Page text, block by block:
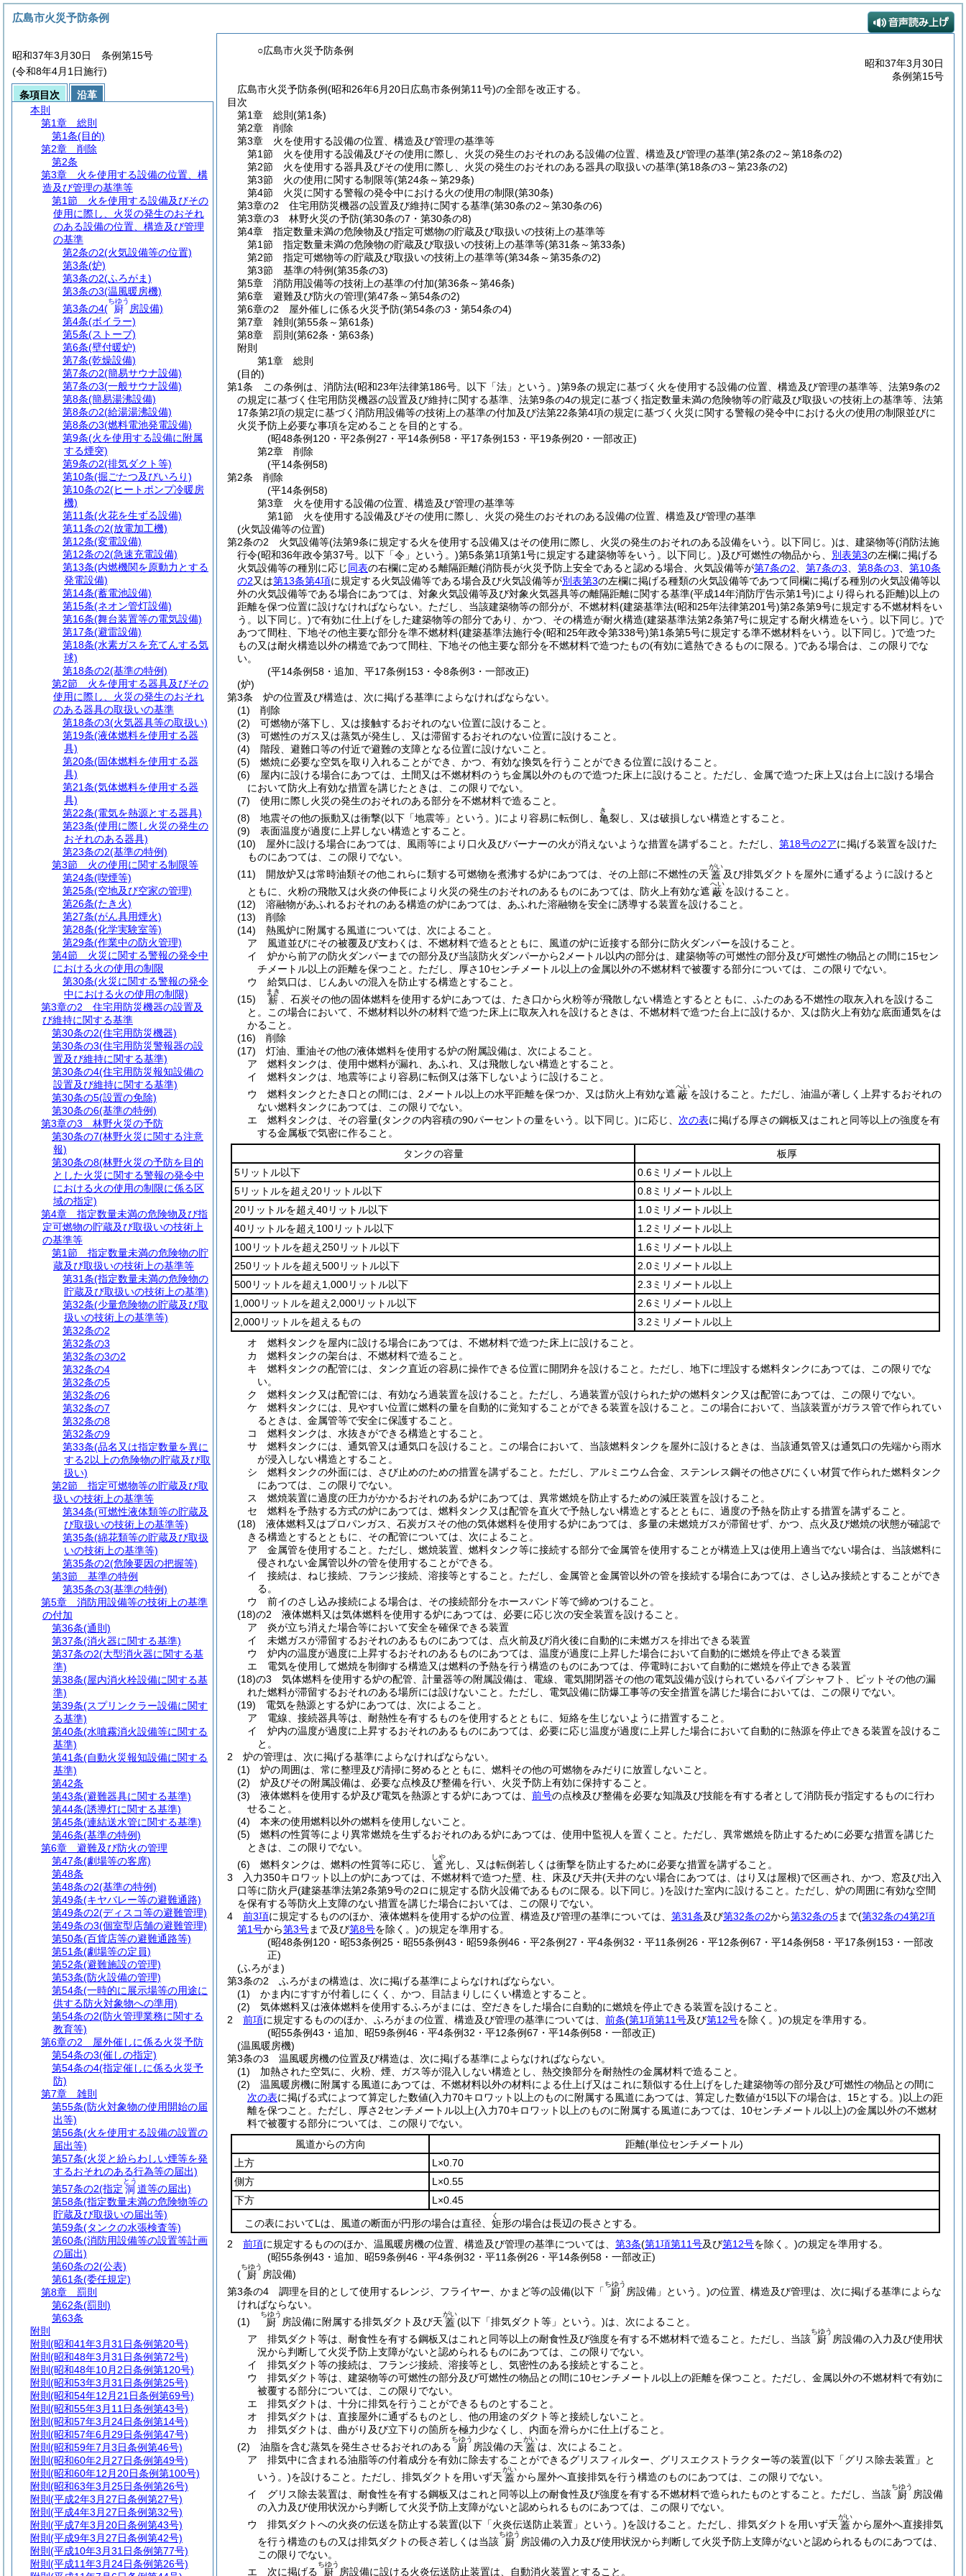
○広島市火災予防条例
昭和37年3月30日
条例第15号
広島市火災予防条例(昭和26年6月20日広島市条例第11号)の全部を改正する。
目次
第1章
総則 (第1条)
第2章
削除
第3章
火を使用する設備の位置、構造及び管理の基準等
第1節
火を使用する設備及びその使用に際し、火災の発生のおそれのある設備の位置、構造及び管理の基準(第2条の2～第18条の2)
第2節
火を使用する器具及びその使用に際し、火災の発生のおそれのある器具の取扱いの基準(第18条の3～第23条の2)
第3節
火の使用に関する制限等(第24条～第29条)
第4節
火災に関する警報の発令中における火の使用の制限(第30条)
第3章の2
住宅用防災機器の設置及び維持に関する基準(第30条の2～第30条の6)
第3章の3
林野火災の予防(第30条の7・第30条の8)
第4章
指定数量未満の危険物及び指定可燃物の貯蔵及び取扱いの技術上の基準等
第1節
指定数量未満の危険物の貯蔵及び取扱いの技術上の基準等(第31条～第33条)
第2節
指定可燃物等の貯蔵及び取扱いの技術上の基準等(第34条～第35条の2)
第3節
基準の特例(第35条の3)
第5章
消防用設備等の技術上の基準の付加(第36条～第46条)
第6章
避難及び防火の管理(第47条～第54条の2)
第6章の2
屋外催しに係る火災予防(第54条の3・第54条の4)
第7章
雑則 (第55条～第61条)
第8章
罰則 (第62条・第63条)
附則
第1章
総則
(目的)
第1条
この条例は、消防法(昭和23年法律第186号。以下「法」という。)第9条の規定に基づく火を使用する設備の位置、構造及び管理の基準等、法第9条の2
の規定に基づく住宅用防災機器の設置及び維持に関する基準、法第9条の4の規定に基づく指定数量未満の危険物等の貯蔵及び取扱いの技術上の基準等、法第
17条第2項の規定に基づく消防用設備等の技術上の基準の付加及び法第22条第4項の規定に基づく火災に関する警報の発令中における火の使用の制限並びに
火災予防上必要な事項を定めることを目的とする。
(昭48条例120・平2条例27・平14条例58・平17条例153・平19条例20・一部改正)
第2章
削除
(平14条例58)
第2条
削除
(平14条例58)
第3章
火を使用する設備の位置、構造及び管理の基準等
第1節
火を使用する設備及びその使用に際し、火災の発生のおそれのある設備の位置、構造及び管理の基準
(火気設備等の位置)
第2条の2
火気設備等(法第9条に規定する火を使用する設備又はその使用に際し、火災の発生のおそれのある設備をいう。以下同じ。)は、建築物等(消防法施
行令(昭和36年政令第37号。以下「令」という。)第5条第1項第1号に規定する建築物等をいう。以下同じ。)及び可燃性の物品から、 別表第3の左欄に掲げる
火気設備等の種別に応じ同表の右欄に定める離隔距離(消防長が火災予防上安全であると認める場合、火気設備等が第7条の2 第7条の3 第8条の3
第10条
の2又は第13条第4項に規定する火気設備等である場合及び火気設備等が別表第3の左欄に掲げる種類の火気設備等であつて同欄に掲げる種別の火気設備等以
外の火気設備等である場合にあつては、対象火気設備等及び対象火気器具等の離隔距離に関する基準(平成14年消防庁告示第1号)により得られる距離)以上の
距離を保つ位置に設けなければならない。 ただし、当該建築物等の部分が、不燃材料(建築基準法(昭和25年法律第201号)第2条第9号に規定する不燃材料をい
う。以下同じ。)で有効に仕上げをした建築物等の部分であり、かつ、その構造が耐火構造(建築基準法第2条第7号に規定する耐火構造をいう。以下同じ。)で
あつて間柱、下地その他主要な部分を準不燃材料(建築基準法施行令(昭和25年政令第338号)第1条第5号に規定する準不燃材料をいう。以下同じ。)で造つた
もの又は耐火構造以外の構造であつて間柱、下地その他主要な部分を不燃材料で造つたもの(有効に遮熱できるものに限る。)である場合は、この限りでな
い。
(平14条例58・追加、平17条例153・令8条例3・一部改正)
(炉)
第3条
炉の位置及び構造は、次に掲げる基準によらなければならない。
(1)
削除
(2)
可燃物が落下し、又は接触するおそれのない位置に設けること。
(3)
可燃性のガス又は蒸気が発生し、又は滞留するおそれのない位置に設けること。
(4)
階段、避難口等の付近で避難の支障となる位置に設けないこと。
(5)
燃焼に必要な空気を取り入れることができ、かつ、有効な換気を行うことができる位置に設けること。
(6)
屋内に設ける場合にあつては、土間又は不燃材料のうち金属以外のもので造つた床上に設けること。 ただし、金属で造つた床上又は台上に設ける場合
において防火上有効な措置を講じたときは、この限りでない。
(7)
使用に際し火災の発生のおそれのある部分を不燃材料で造ること。
(8)
地震その他の振動又は衝撃(以下「地震等」という。)により容易に転倒し、 亀
き
裂し、又は破損しない構造とすること。
(9)
表面温度が過度に上昇しない構造とすること。
(10)
屋外に設ける場合にあつては、風雨等により口火及びバーナーの火が消えないような措置を講ずること。 ただし、 第18号の2アに掲げる装置を設けた
ものにあつては、この限りでない。
(11)
開放炉又は常時油類その他これらに類する可燃物を煮沸する炉にあつては、その上部に不燃性の天 蓋
がい
及び排気ダクトを屋外に通ずるように設けると
ともに、火粉の飛散又は火炎の伸長により火災の発生のおそれのあるものにあつては、防火上有効な遮 蔽
へい
を設けること。
(12)
溶融物があふれるおそれのある構造の炉にあつては、あふれた溶融物を安全に誘導する装置を設けること。
(13)
削除
(14)
熱風炉に附属する風道については、次によること。
ア
風道並びにその被覆及び支わくは、不燃材料で造るとともに、風道の炉に近接する部分に防火ダンパーを設けること。
イ
炉から前アの防火ダンパーまでの部分及び当該防火ダンパーから2メートル以内の部分は、建築物等の可燃性の部分及び可燃性の物品との間に15セン
チメートル以上の距離を保つこと。 ただし、厚さ10センチメートル以上の金属以外の不燃材料で被覆する部分については、この限りでない。
ウ
給気口は、じんあいの混入を防止する構造とすること。
(15)
薪
まき
、石炭その他の固体燃料を使用する炉にあつては、たき口から火粉等が飛散しない構造とするとともに、ふたのある不燃性の取灰入れを設けるこ
と。
この場合において、不燃材料以外の材料で造つた床上に取灰入れを設けるときは、不燃材料で造つた台上に設けるか、又は防火上有効な底面通気をは
かること。
(16)
削除
(17)
灯油、重油その他の液体燃料を使用する炉の附属設備は、次によること。
ア
燃料タンクは、使用中燃料が漏れ、あふれ、又は飛散しない構造とすること。
イ
燃料タンクは、地震等により容易に転倒又は落下しないように設けること。
ウ
燃料タンクとたき口との間には、2メートル以上の水平距離を保つか、又は防火上有効な遮 蔽
へい
を設けること。 ただし、油温が著しく上昇するおそれの
ない燃料タンクにあつては、この限りでない。
エ
燃料タンクは、その容量(タンクの内容積の90パーセントの量をいう。以下同じ。)に応じ、 次の表に掲げる厚さの鋼板又はこれと同等以上の強度を有
する金属板で気密に作ること。
タンクの容量
板厚
5リットル以下
0.6ミリメートル以上
5リットルを超え20リットル以下
0.8ミリメートル以上
20リットルを超え40リットル以下
1.0ミリメートル以上
40リットルを超え100リットル以下
1.2ミリメートル以上
100リットルを超え250リットル以下
1.6ミリメートル以上
250リットルを超え500リットル以下
2.0ミリメートル以上
500リットルを超え1,000リットル以下
2.3ミリメートル以上
1,000リットルを超え2,000リットル以下
2.6ミリメートル以上
2,000リットルを超えるもの
3.2ミリメートル以上
オ
燃料タンクを屋内に設ける場合にあつては、不燃材料で造つた床上に設けること。
カ
燃料タンクの架台は、不燃材料で造ること。
キ
燃料タンクの配管には、タンク直近の容易に操作できる位置に開閉弁を設けること。 ただし、地下に埋設する燃料タンクにあつては、この限りでな
い。
ク
燃料タンク又は配管には、有効なろ過装置を設けること。 ただし、ろ過装置が設けられた炉の燃料タンク又は配管にあつては、この限りでない。
ケ
燃料タンクには、見やすい位置に燃料の量を自動的に覚知することができる装置を設けること。
この場合において、当該装置がガラス管で作られてい
るときは、金属管等で安全に保護すること。
コ
燃料タンクは、水抜きができる構造とすること。
サ
燃料タンクには、通気管又は通気口を設けること。
この場合において、当該燃料タンクを屋外に設けるときは、当該通気管又は通気口の先端から雨水
が浸入しない構造とすること。
シ
燃料タンクの外面には、さび止めのための措置を講ずること。 ただし、アルミニウム合金、ステンレス鋼その他さびにくい材質で作られた燃料タンク
にあつては、この限りでない。
ス
燃焼装置に過度の圧力がかかるおそれのある炉にあつては、異常燃焼を防止するための減圧装置を設けること。
セ
燃料を予熱する方式の炉にあつては、燃料タンク又は配管を直火で予熱しない構造とするとともに、過度の予熱を防止する措置を講ずること。
(18)
液体燃料又はプロパンガス、石炭ガスその他の気体燃料を使用する炉にあつては、多量の未燃焼ガスが滞留せず、かつ、点火及び燃焼の状態が確認で
きる構造とするとともに、その配管については、次によること。
ア
金属管を使用すること。 ただし、燃焼装置、燃料タンク等に接続する部分で金属管を使用することが構造上又は使用上適当でない場合は、当該燃料に
侵されない金属管以外の管を使用することができる。
イ
接続は、ねじ接続、フランジ接続、溶接等とすること。 ただし、金属管と金属管以外の管を接続する場合にあつては、さし込み接続とすることができ
る。
ウ
前イのさし込み接続による場合は、その接続部分をホースバンド等で締めつけること。
(18)の2
液体燃料又は気体燃料を使用する炉にあつては、必要に応じ次の安全装置を設けること。
ア
炎が立ち消えた場合等において安全を確保できる装置
イ
未燃ガスが滞留するおそれのあるものにあつては、点火前及び消火後に自動的に未燃ガスを排出できる装置
ウ
炉内の温度が過度に上昇するおそれのあるものにあつては、温度が過度に上昇した場合において自動的に燃焼を停止できる装置
エ
電気を使用して燃焼を制御する構造又は燃料の予熱を行う構造のものにあつては、停電時において自動的に燃焼を停止できる装置
(18)の3
気体燃料を使用する炉の配管、計量器等の附属設備は、電線、電気開閉器その他の電気設備が設けられているパイプシャフト、ピットその他の漏
れた燃料が滞留するおそれのある場所には設けないこと。 ただし、電気設備に防爆工事等の安全措置を講じた場合においては、この限りでない。
(19)
電気を熱源とする炉にあつては、次によること。
ア
電線、接続器具等は、耐熱性を有するものを使用するとともに、短絡を生じないように措置すること。
イ
炉内の温度が過度に上昇するおそれのあるものにあつては、必要に応じ温度が過度に上昇した場合において自動的に熱源を停止できる装置を設けるこ
と。
2
炉の管理は、次に掲げる基準によらなければならない。
(1)
炉の周囲は、常に整理及び清掃に努めるとともに、燃料その他の可燃物をみだりに放置しないこと。
(2)
炉及びその附属設備は、必要な点検及び整備を行い、火災予防上有効に保持すること。
(3)
液体燃料を使用する炉及び電気を熱源とする炉にあつては、 前号の点検及び整備を必要な知識及び技能を有する者として消防長が指定するものに行わ
せること。
(4)
本来の使用燃料以外の燃料を使用しないこと。
(5)
燃料の性質等により異常燃焼を生ずるおそれのある炉にあつては、使用中監視人を置くこと。 ただし、異常燃焼を防止するために必要な措置を講じた
ときは、この限りでない。
(6)
燃料タンクは、燃料の性質等に応じ、 遮
しや
光し、又は転倒若しくは衝撃を防止するために必要な措置を講ずること。
3
入力350キロワット以上の炉にあつては、不燃材料で造つた壁、柱、床及び天井(天井のない場合にあつては、はり又は屋根)で区画され、かつ、窓及び出入
口等に防火戸(建築基準法第2条第9号の2ロに規定する防火設備であるものに限る。以下同じ。)を設けた室内に設けること。 ただし、炉の周囲に有効な空間
を保有する等防火上支障のない措置を講じた場合においては、この限りでない。
4
前3項に規定するもののほか、液体燃料を使用する炉の位置、構造及び管理の基準については、 第31条及び第32条の2から第32条の5まで(第32条の4第2項
第1号から第3号まで及び第8号を除く。)の規定を準用する。
(昭48条例120・昭53条例25・昭55条例43・昭59条例46・平2条例27・平4条例32・平11条例26・平12条例67・平14条例58・平17条例153・一部改
正)
(ふろがま)
第3条の2
ふろがまの構造は、次に掲げる基準によらなければならない。
(1)
かま内にすすが付着しにくく、かつ、目詰まりしにくい構造とすること。
(2)
気体燃料又は液体燃料を使用するふろがまには、空だきをした場合に自動的に燃焼を停止できる装置を設けること。
2
前項に規定するもののほか、ふろがまの位置、構造及び管理の基準については、 前条(第1項第11号及び第12号を除く。)の規定を準用する。
(昭55条例43・追加、昭59条例46・平4条例32・平12条例67・平14条例58・一部改正)
(温風暖房機)
第3条の3
温風暖房機の位置及び構造は、次に掲げる基準によらなければならない。
(1)
加熱された空気に、火粉、煙、ガス等が混入しない構造とし、熱交換部分を耐熱性の金属材料で造ること。
(2)
温風暖房機に附属する風道にあつては、不燃材料以外の材料による仕上げ又はこれに類似する仕上げをした建築物等の部分及び可燃性の物品との間に
次の表に掲げる式によつて算定した数値(入力70キロワット以上のものに附属する風道にあつては、算定した数値が15以下の場合は、15とする。)以上の距
離を保つこと。 ただし、厚さ2センチメートル以上(入力70キロワット以上のものに附属する風道にあつては、10センチメートル以上)の金属以外の不燃材
料で被覆する部分については、この限りでない。
風道からの方向
距離(単位センチメートル)
上方
L×0.70
側方
L×0.55
下方
L×0.45
この表においてLは、風道の断面が円形の場合は直径、 矩
く
形の場合は長辺の長さとする。
2
前項に規定するもののほか、温風暖房機の位置、構造及び管理の基準については、 第3条(第1項第11号及び第12号を除く。)の規定を準用する。
(昭55条例43・追加、昭59条例46・平4条例32・平11条例26・平14条例58・一部改正)
(
厨
ちゆう
房設備)
第3条の4
調理を目的として使用するレンジ、フライヤー、かまど等の設備(以下「 厨
ちゆう
房設備」という。)の位置、構造及び管理は、次に掲げる基準によらな
ければならない。
(1)
厨
ちゆう
房設備に附属する排気ダクト及び天 蓋
がい
(以下「排気ダクト等」という。)は、次によること。
ア
排気ダクト等は、耐食性を有する鋼板又はこれと同等以上の耐食性及び強度を有する不燃材料で造ること。 ただし、当該 厨
ちゆう
房設備の入力及び使用状
況から判断して火災予防上支障がないと認められるものにあつては、この限りでない。
イ
排気ダクト等の接続は、フランジ接続、溶接等とし、気密性のある接続とすること。
ウ
排気ダクト等は、建築物等の可燃性の部分及び可燃性の物品との間に10センチメートル以上の距離を保つこと。 ただし、金属以外の不燃材料で有効に
被覆する部分については、この限りでない。
エ
排気ダクトは、十分に排気を行うことができるものとすること。
オ
排気ダクトは、直接屋外に通ずるものとし、他の用途のダクト等と接続しないこと。
カ
排気ダクトは、曲がり及び立下りの箇所を極力少なくし、内面を滑らかに仕上げること。
(2)
油脂を含む蒸気を発生させるおそれのある 厨
ちゆう
房設備の天 蓋
がい
は、次によること。
ア
排気中に含まれる油脂等の付着成分を有効に除去することができるグリスフィルター、グリスエクストラクター等の装置(以下「グリス除去装置」と
いう。)を設けること。 ただし、排気ダクトを用いず天 蓋
がい
から屋外へ直接排気を行う構造のものにあつては、この限りでない。
イ
グリス除去装置は、耐食性を有する鋼板又はこれと同等以上の耐食性及び強度を有する不燃材料で造られたものとすること。 ただし、当該 厨
ちゆう
房設備
の入力及び使用状況から判断して火災予防上支障がないと認められるものにあつては、この限りでない。
ウ
排気ダクトへの火炎の伝送を防止する装置(以下「火炎伝送防止装置」という。)を設けること。 ただし、排気ダクトを用いず天 蓋
がい
から屋外へ直接排気
を行う構造のもの又は排気ダクトの長さ若しくは当該
厨
ちゆう
房設備の入力及び使用状況から判断して火災予防上支障がないと認められるものにあつては、
この限りでない。
エ
次に掲げる 厨
ちゆう
房設備に設ける火炎伝送防止装置は、自動消火装置とすること。
広島市火災予防条例
昭和37年3月30日 条例第15号
(令和8年4月1日施行)
条項目次
沿革
本則
第1章
総則
第1条(目的)
第2章
削除
第2条
第3章
火を使用する設備の位置、構
造及び管理の基準等
第1節
火を使用する設備及びその
使用に際し、火災の発生のおそれ
のある設備の位置、構造及び管理
の基準
第2条の2(火気設備等の位置)
第3条(炉)
第3条の2(ふろがま)
第3条の3(温風暖房機)
第3条の4( 厨
ちゆう
房設備)
第4条(ボイラー)
第5条(ストーブ)
第6条(壁付暖炉)
第7条(乾燥設備)
第7条の2(簡易サウナ設備)
第7条の3(一般サウナ設備)
第8条(簡易湯沸設備)
第8条の2(給湯湯沸設備)
第8条の3(燃料電池発電設備)
第9条(火を使用する設備に附属
する煙突)
第9条の2(排気ダクト等)
第10条(掘ごたつ及びいろり)
第10条の2(ヒートポンプ冷暖房
機)
第11条(火花を生ずる設備)
第11条の2(放電加工機)
第12条(変電設備)
第12条の2(急速充電設備)
第13条(内燃機関を原動力とする
発電設備)
第14条(蓄電池設備)
第15条(ネオン管灯設備)
第16条(舞台装置等の電気設備)
第17条(避雷設備)
第18条(水素ガスを充てんする気
球)
第18条の2(基準の特例)
第2節
火を使用する器具及びその
使用に際し、火災の発生のおそれ
のある器具の取扱いの基準
第18条の3(火気器具等の取扱い)
第19条(液体燃料を使用する器
具)
第20条(固体燃料を使用する器
具)
第21条(気体燃料を使用する器
具)
第22条(電気を熱源とする器具)
第23条(使用に際し火災の発生の
おそれのある器具)
第23条の2(基準の特例)
第3節
火の使用に関する制限等
第24条(喫煙等)
第25条(空地及び空家の管理)
第26条(たき火)
第27条(がん具用煙火)
第28条(化学実験室等)
第29条(作業中の防火管理)
第4節
火災に関する警報の発令中
における火の使用の制限
第30条(火災に関する警報の発令
中における火の使用の制限)
第3章の2
住宅用防災機器の設置及
び維持に関する基準
第30条の2(住宅用防災機器)
第30条の3(住宅用防災警報器の設
置及び維持に関する基準)
第30条の4(住宅用防災報知設備の
設置及び維持に関する基準)
第30条の5(設置の免除)
第30条の6(基準の特例)
第3章の3
林野火災の予防
第30条の7(林野火災に関する注意
報)
第30条の8(林野火災の予防を目的
とした火災に関する警報の発令中
における火の使用の制限に係る区
域の指定)
第4章
指定数量未満の危険物及び指
定可燃物の貯蔵及び取扱いの技術上
の基準等
第1節
指定数量未満の危険物の貯
蔵及び取扱いの技術上の基準等
第31条(指定数量未満の危険物の
貯蔵及び取扱いの技術上の基準)
第32条(少量危険物の貯蔵及び取
扱いの技術上の基準等)
第32条の2
第32条の3
第32条の3の2
第32条の4
第32条の5
第32条の6
第32条の7
第32条の8
第32条の9
第33条(品名又は指定数量を異に
する2以上の危険物の貯蔵及び取
扱い)
第2節
指定可燃物等の貯蔵及び取
扱いの技術上の基準等
第34条(可燃性液体類等の貯蔵及
び取扱いの技術上の基準等)
第35条(綿花類等の貯蔵及び取扱
いの技術上の基準等)
第35条の2(危険要因の把握等)
第3節
基準の特例
第35条の3(基準の特例)
第5章
消防用設備等の技術上の基準
の付加
第36条(通則)
第37条(消火器に関する基準)
第37条の2(大型消火器に関する基
準)
第38条(屋内消火栓設備に関する基
準)
第39条(スプリンクラー設備に関す
る基準)
第40条(水噴霧消火設備等に関する
基準)
第41条(自動火災報知設備に関する
基準)
第42条
第43条(避難器具に関する基準)
第44条(誘導灯に関する基準)
第45条(連結送水管に関する基準)
第46条(基準の特例)
第6章
避難及び防火の管理
第47条(劇場等の客席)
第48条
第48条の2(基準の特例)
第49条(キヤバレー等の避難通路)
第49条の2(ディスコ等の避難管理)
第49条の3(個室型店舗の避難管理)
第50条(百貨店等の避難通路等)
第51条(劇場等の定員)
第52条(避難施設の管理)
第53条(防火設備の管理)
第54条(一時的に展示場等の用途に
供する防火対象物への準用)
第54条の2(防火管理業務に関する
教育等)
第6章の2
屋外催しに係る火災予防
第54条の3(催しの指定)
第54条の4(指定催しに係る火災予
防)
第7章
雑則
第55条(防火対象物の使用開始の届
出等)
第56条(火を使用する設備の設置の
届出等)
第57条(火災と紛らわしい煙等を発
するおそれのある行為等の届出)
第57条の2(指定 洞
とう
道等の届出)
第58条(指定数量未満の危険物等の
貯蔵及び取扱いの届出等)
第59条(タンクの水張検査等)
第60条(消防用設備等の設置等計画
の届出)
第60条の2(公表)
第61条(委任規定)
第8章
罰則
第62条(罰則)
第63条
附則
附則 (昭和41年3月31日条例第20号)
附則 (昭和48年3月31日条例第72号)
附則 (昭和48年10月2日条例第120号)
附則 (昭和53年3月31日条例第25号)
附則 (昭和54年12月21日条例第69号)
附則 (昭和55年3月11日条例第43号)
附則 (昭和57年3月24日条例第14号)
附則 (昭和57年6月29日条例第47号)
附則 (昭和59年7月3日条例第46号)
附則 (昭和60年2月27日条例第49号)
附則 (昭和60年12月20日条例第100号)
附則 (昭和63年3月25日条例第26号)
附則 (平成2年3月27日条例第27号)
附則 (平成4年3月27日条例第32号)
附則 (平成7年3月20日条例第43号)
附則 (平成9年3月27日条例第42号)
附則 (平成10年3月31日条例第77号)
附則 (平成11年3月24日条例第26号)